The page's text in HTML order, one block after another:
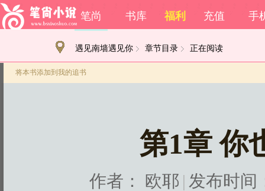
笔尚 书库 福利 充值 手
遇见南墙遇见你 章节目录 正在阅读
将本书添加到我的追书
第1章 你
作者： 欧耶 | 发布时间